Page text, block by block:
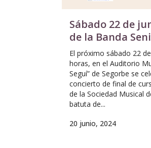
Sábado 22 de
de la Banda
El próximo sábado 22
horas, en el Auditorio
Seguí” de Segorbe se
concierto de final de
de la Sociedad Musical
batuta de...
20 junio, 2024